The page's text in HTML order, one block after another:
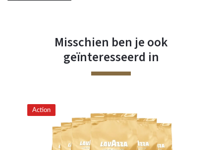
Misschien ben je ook
geïnteresseerd in
Action